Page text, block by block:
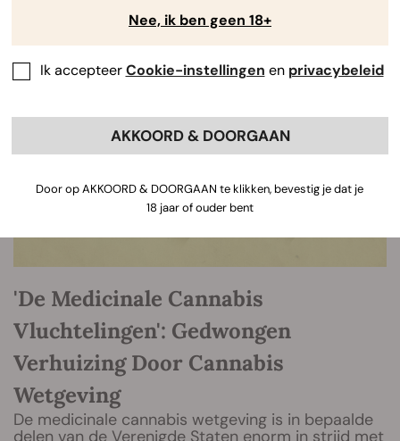
'De Medicinale Cannabis
Vluchtelingen': Gedwongen
Verhuizing Door Cannabis
Wetgeving
De medicinale cannabis wetgeving is in bepaalde
delen van de Verenigde Staten enorm in strijd met
Nee, ik ben geen 18+
Ik accepteerCookie-instellingen en privacybeleid
AKKOORD & DOORGAAN
Door op AKKOORD & DOORGAAN te klikken, bevestig je dat je
18 jaar of ouder bent